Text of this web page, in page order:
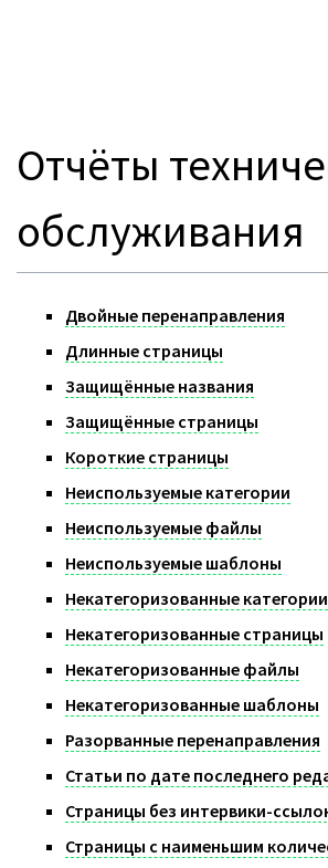
Отчёты
обслуживания
Двойные перенаправления
Длинные страницы
Защищённые названия
Защищённые страницы
Короткие страницы
Неиспользуемые категории
Неиспользуемые файлы
Неиспользуемые шаблоны
Некатегоризованные категории
Некатегоризованные страницы
Некатегоризованные файлы
Некатегоризованные шаблоны
Разорванные перенаправления
Статьи по дате последнего
Страницы без интервики-
Страницы с наименьшим